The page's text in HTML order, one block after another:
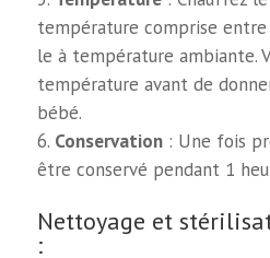
température comprise entre
le à température ambiante.
température avant de
bébé.
Conservation: Une fois
être conservé pendant 1
Nettoyage et
: